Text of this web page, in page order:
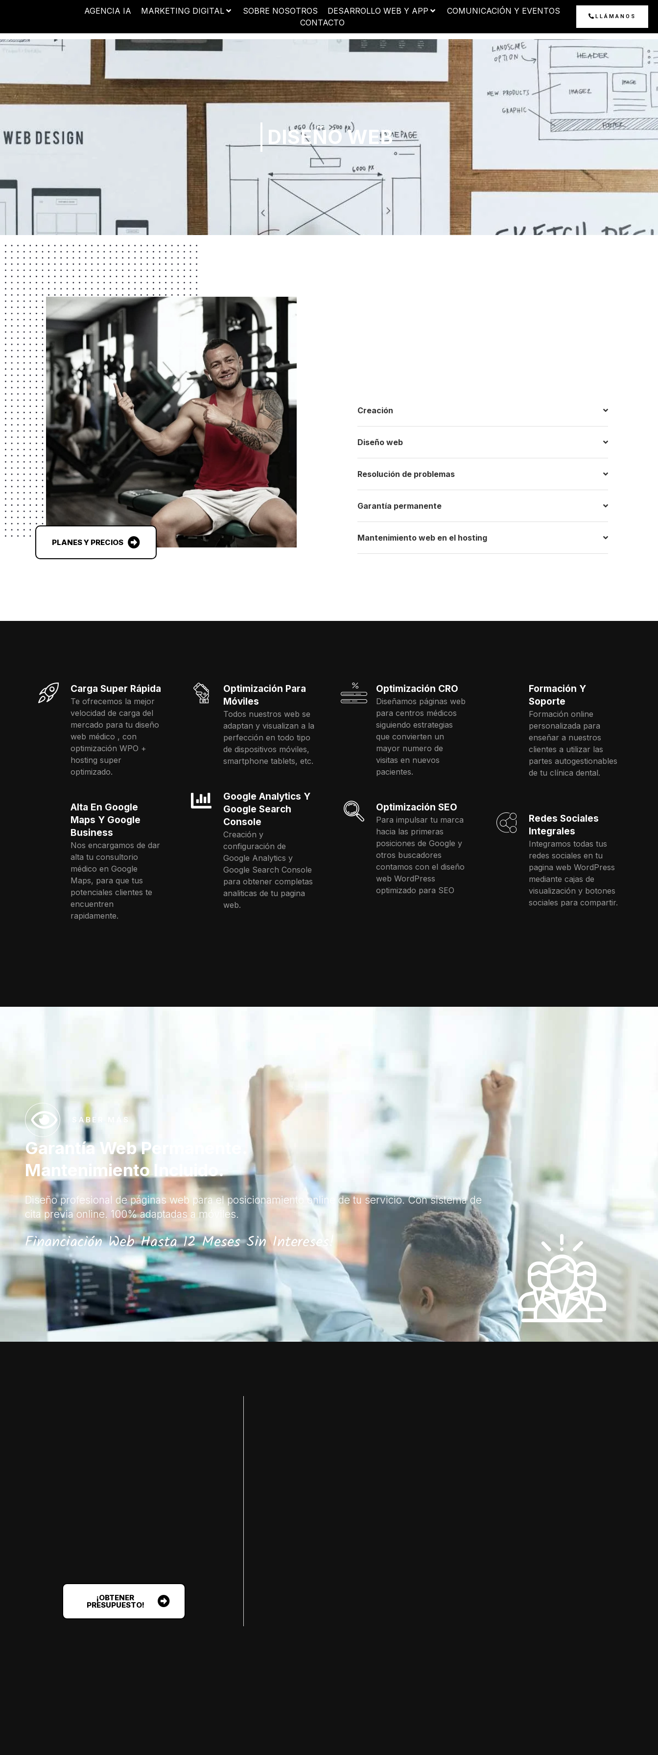
AGENCIA IA MARKETING DIGITAL SOBRE NOSOTROS DESARROLLO WEB Y APP
COMUNICACIÓN Y EVENTOS
CONTACTO
LLÁMANOS
DISEÑO WEB
PLANES Y PRECIOS
Creación
Diseño web
Resolución de problemas
Garantía permanente
Mantenimiento web en el hosting
Carga Super Rápida
Te ofrecemos la mejor
velocidad de carga del
mercado para tu diseño
web médico , con
optimización WPO +
hosting super
optimizado.
Alta En Google
Maps Y Google
Business
Nos encargamos de dar
alta tu consultorio
médico en Google
Maps, para que tus
potenciales clientes te
encuentren
rapidamente.
Optimización Para
Móviles
Todos nuestros web se
adaptan y visualizan a la
perfección en todo tipo
de dispositivos móviles,
smartphone tablets, etc.
Google Analytics Y
Google Search
Console
Creación y
configuración de
Google Analytics y
Google Search Console
para obtener completas
analiticas de tu pagina
web.
Optimización CRO
Diseñamos páginas web
para centros médicos
siguiendo estrategias
que convierten un
mayor numero de
visitas en nuevos
pacientes.
Optimización SEO
Para impulsar tu marca
hacia las primeras
posiciones de Google y
otros buscadores
contamos con el diseño
web WordPress
optimizado para SEO
Formación Y
Soporte
Formación online
personalizada para
enseñar a nuestros
clientes a utilizar las
partes autogestionables
de tu clínica dental.
Redes Sociales
Integrales
Integramos todas tus
redes sociales en tu
pagina web WordPress
mediante cajas de
visualización y botones
sociales para compartir.
SABER MÁS
Garantía Web Permanente.
Mantenimiento Incluido.
Diseño profesional de páginas web para el posicionamiento online de tu servicio. Con sistema de
cita previa online. 100% adaptadas a móviles.
Financiación Web Hasta 12 Meses Sin Intereses!
¡OBTENER
PRESUPUESTO!